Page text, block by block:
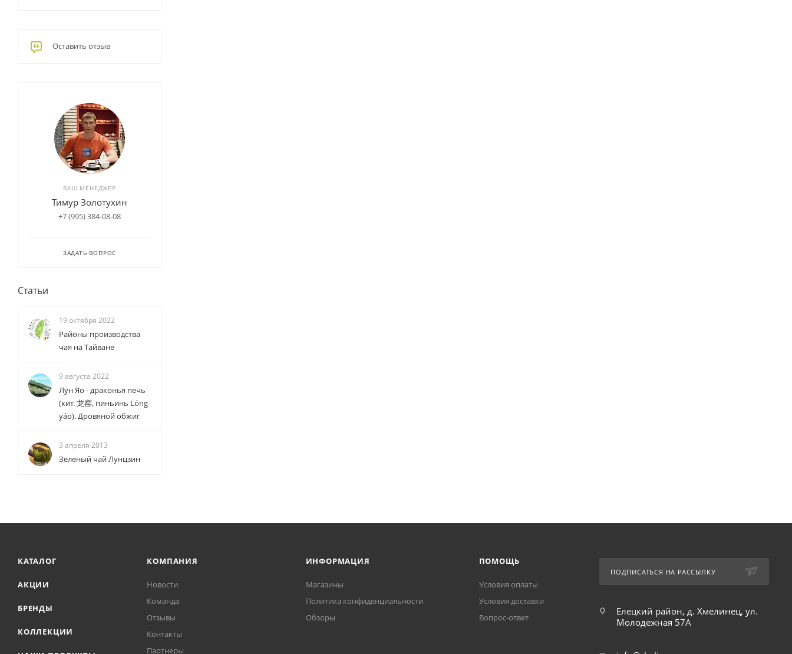
Оставить отзыв
ВАШ МЕНЕДЖЕР
Тимур Золотухин
+7 (995) 384-08-08
ЗАДАТЬ ВОПРОС
Статьи
19 октября 2022
Районы производства
чая на Тайване
9 августа 2022
Лун Яо - драконья печь
(кит. 龙窑, пиньинь Lóng
yáo). Дровяной обжиг
3 апреля 2013
Зеленый чай Лунцзин
КАТАЛОГ
АКЦИИ
БРЕНДЫ
КОЛЛЕКЦИИ
КОМПАНИЯ
Новости
Команда
Отзывы
Контакты
Партнеры
ИНФОРМАЦИЯ
Магазины
Политика конфиденциальности
Обзоры
ПОМОЩЬ
Условия оплаты
Условия доставки
Вопрос-ответ
ПОДПИСАТЬСЯ НА РАССЫЛКУ
Елецкий район, д. Хмелинец, ул.
Молодежная 57А